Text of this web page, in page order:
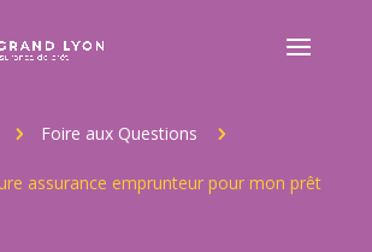
5 Foire aux Questions 5
assurance emprunteur pour mon prêt